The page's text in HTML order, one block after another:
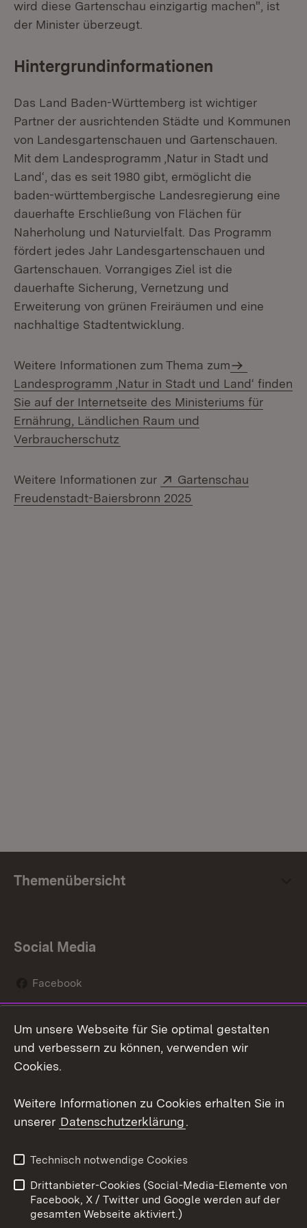
wird diese Gartenschau einzigartig machen", ist
der Minister überzeugt.
Hintergrundinformationen
Das Land Baden-Württemberg ist wichtiger
Partner der ausrichtenden Städte und Kommunen
von Landesgartenschauen und Gartenschauen.
Mit dem Landesprogramm ‚Natur in Stadt und
Land‘, das es seit 1980 gibt, ermöglicht die
baden-württembergische Landesregierung eine
dauerhafte Erschließung von Flächen für
Naherholung und Naturvielfalt. Das Programm
fördert jedes Jahr Landesgartenschauen und
Gartenschauen. Vorrangiges Ziel ist die
dauerhafte Sicherung, Vernetzung und
Erweiterung von grünen Freiräumen und eine
nachhaltige Stadtentwicklung.
Weitere Informationen zum Thema zum
Landesprogramm ‚Natur in Stadt und Land‘ finden
Sie auf der Internetseite des Ministeriums für
Ernährung, Ländlichen Raum und
Verbraucherschutz
Weitere Informationen zur Extern:
Gartenschau
Freudenstadt-Baiersbronn 2025
Themenübersicht
Social Media
Facebook
Social Wall
Youtube
Kontakt
Datenschutz
Barrierefreiheit
Impressum Cookies
Um unsere Webseite für Sie optimal gestalten
und verbessern zu können, verwenden wir
Cookies.
Weitere Informationen zu Cookies erhalten Sie in
unserer Datenschutzerklärung.
Technisch notwendige Cookies
Drittanbieter-Cookies (Social-Media-Elemente von
Facebook, X / Twitter und Google werden auf der
gesamten Webseite aktiviert.)